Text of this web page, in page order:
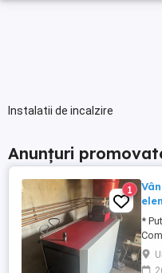
Instalatii de incalzire
Anunțuri
1
*